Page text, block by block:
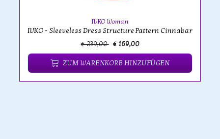
IVKO Woman
IVKO - Sleeveless Dress Structure Pattern Cinnabar
€ 239,00 € 169,00
ZUM WARENKORB HINZUFÜGEN